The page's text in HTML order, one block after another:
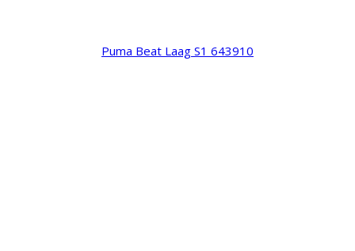
Puma Beat Laag S1 643910